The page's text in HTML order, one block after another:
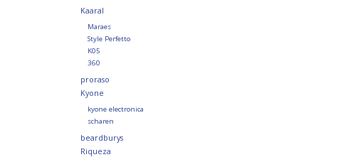
Kaaral
Maraes
Style Perfetto
K05
360
proraso
Kyone
kyone electronica
scharen
beardburys
Riqueza